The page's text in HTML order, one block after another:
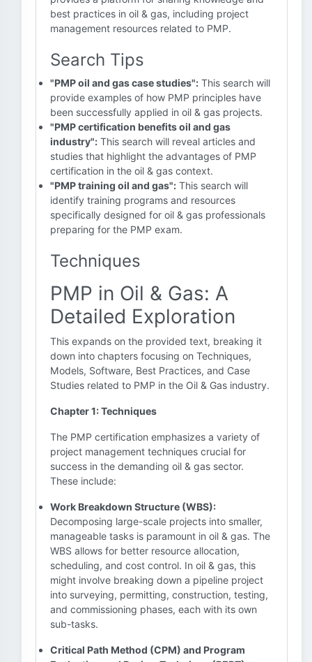
best practices in oil & gas, including project
management resources related to PMP.
Search Tips
"PMP oil and gas case studies": This search will
provide examples of how PMP principles have
been successfully applied in oil & gas projects.
"PMP certification benefits oil and gas
industry": This search will reveal articles and
studies that highlight the advantages of PMP
certification in the oil & gas context.
"PMP training oil and gas": This search will
identify training programs and resources
specifically designed for oil & gas professionals
preparing for the PMP exam.
Techniques
PMP in Oil & Gas: A
Detailed Exploration
This expands on the provided text, breaking it
down into chapters focusing on Techniques,
Models, Software, Best Practices, and Case
Studies related to PMP in the Oil & Gas industry.
Chapter 1: Techniques
The PMP certification emphasizes a variety of
project management techniques crucial for
success in the demanding oil & gas sector.
These include:
Work Breakdown Structure (WBS):
Decomposing large-scale projects into smaller,
manageable tasks is paramount in oil & gas. The
WBS allows for better resource allocation,
scheduling, and cost control. In oil & gas, this
might involve breaking down a pipeline project
into surveying, permitting, construction, testing,
and commissioning phases, each with its own
sub-tasks.
Critical Path Method (CPM) and Program